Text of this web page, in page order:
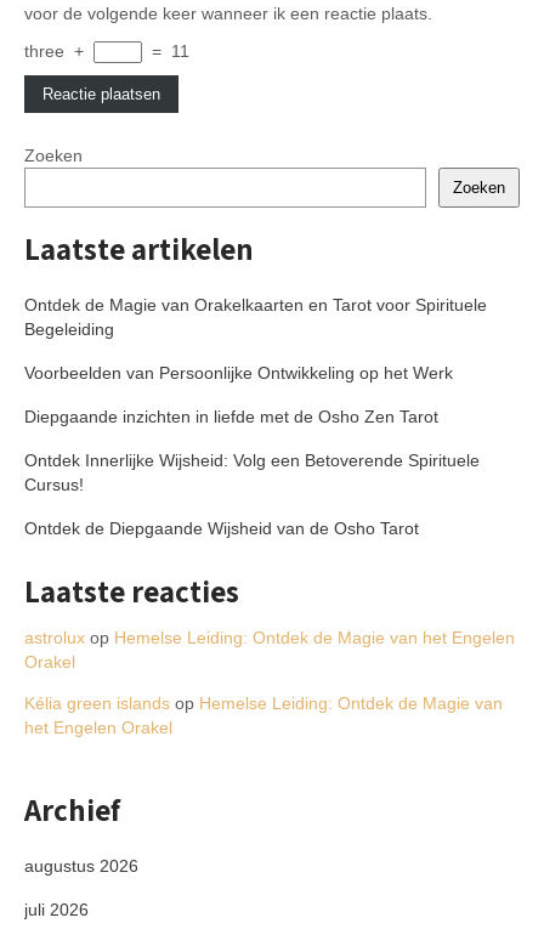
voor de volgende keer wanneer ik een reactie plaats.
three + = 11
Zoeken
Zoeken
Laatste artikelen
Ontdek de Magie van Orakelkaarten en Tarot voor Spirituele
Begeleiding
Voorbeelden van Persoonlijke Ontwikkeling op het Werk
Diepgaande inzichten in liefde met de Osho Zen Tarot
Ontdek Innerlijke Wijsheid: Volg een Betoverende Spirituele
Cursus!
Ontdek de Diepgaande Wijsheid van de Osho Tarot
Laatste reacties
astrolux op Hemelse Leiding: Ontdek de Magie van het Engelen
Orakel
Kélia green islands op Hemelse Leiding: Ontdek de Magie van
het Engelen Orakel
Archief
augustus 2026
juli 2026